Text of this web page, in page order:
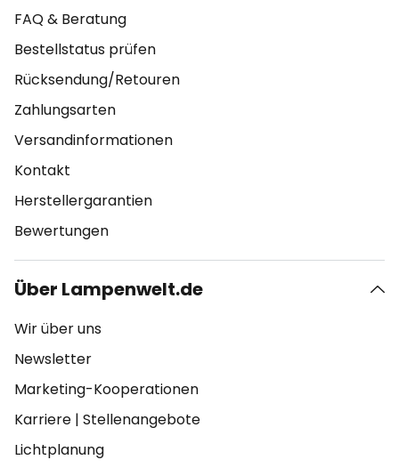
FAQ & Beratung
Bestellstatus prüfen
Rücksendung/Retouren
Zahlungsarten
Versandinformationen
Kontakt
Herstellergarantien
Bewertungen
Über Lampenwelt.de
Wir über uns
Newsletter
Marketing-Kooperationen
Karriere | Stellenangebote
Lichtplanung